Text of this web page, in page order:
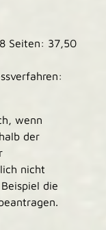
Seiten: 37,50
wenn
der
nicht
die